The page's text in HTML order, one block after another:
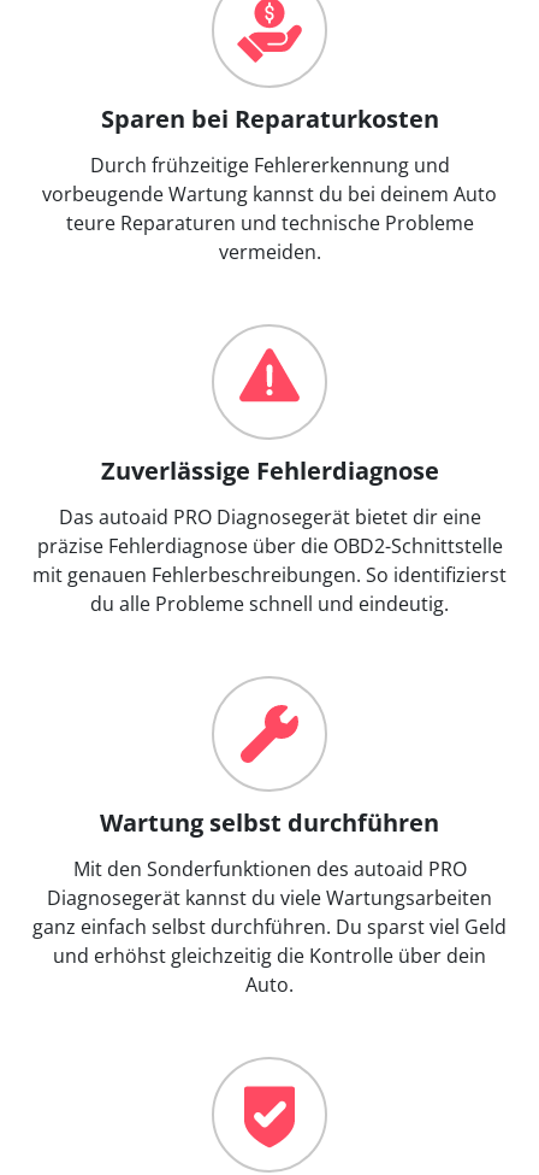
Sparen bei Reparaturkosten
Durch frühzeitige Fehlererkennung und
vorbeugende Wartung kannst du bei deinem Auto
teure Reparaturen und technische Probleme
vermeiden.
Zuverlässige Fehlerdiagnose
Das autoaid PRO Diagnosegerät bietet dir eine
präzise Fehlerdiagnose über die OBD2-Schnittstelle
mit genauen Fehlerbeschreibungen. So identifizierst
du alle Probleme schnell und eindeutig.
Wartung selbst durchführen
Mit den Sonderfunktionen des autoaid PRO
Diagnosegerät kannst du viele Wartungsarbeiten
ganz einfach selbst durchführen. Du sparst viel Geld
und erhöhst gleichzeitig die Kontrolle über dein
Auto.